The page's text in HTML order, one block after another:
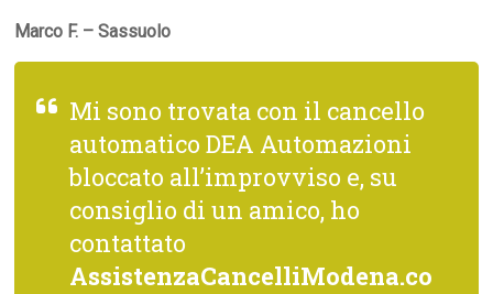
Marco F. – Sassuolo
Mi sono trovata con il cancello
automatico DEA Automazioni
bloccato all’improvviso e, su
consiglio di un amico, ho
contattato
AssistenzaCancelliModena.co